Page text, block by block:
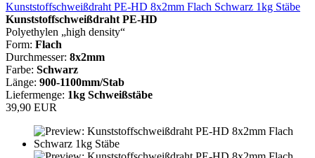
Kunststoffschweißdraht PE-HD 8x2mm Flach Schwarz 1kg Stäbe
Kunststoffschweißdraht PE-HD
Polyethylen „high density“
Form: Flach
Durchmesser: 8x2mm
Farbe: Schwarz
Länge: 900-1100mm/Stab
Liefermenge: 1kg Schweißstäbe
39,90 EUR